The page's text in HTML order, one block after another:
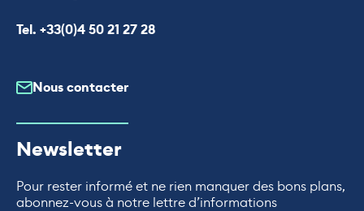
Appeler le
Tel. +33(0)4 50 21 27 28
Nous contacter
Newsletter
Pour rester informé et ne rien manquer des bons plans,
abonnez-vous à notre lettre d’informations